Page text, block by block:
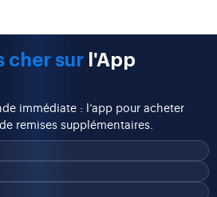
cher sur l'App
immédiate : l’app pour acheter
remises supplémentaires.